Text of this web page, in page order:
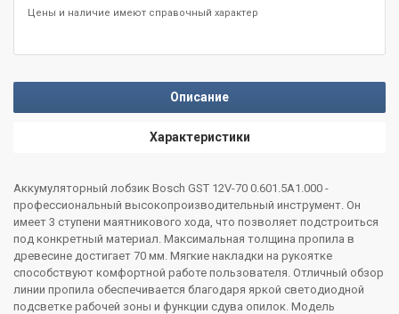
Цены и наличие имеют справочный характер
Описание
Характеристики
Аккумуляторный лобзик Bosch GST 12V-70 0.601.5A1.000 -
профессиональный высокопроизводительный инструмент. Он
имеет 3 ступени маятникового хода, что позволяет подстроиться
под конкретный материал. Максимальная толщина пропила в
древесине достигает 70 мм. Мягкие накладки на рукоятке
способствуют комфортной работе пользователя. Отличный обзор
линии пропила обеспечивается благодаря яркой светодиодной
подсветке рабочей зоны и функции сдува опилок. Модель